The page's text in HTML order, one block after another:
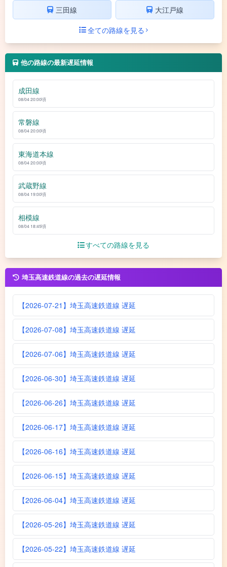
三田線
大江戸線
全ての路線を見る
他の路線の最新遅延情報
成田線
08/04 20:00頃
常磐線
08/04 20:00頃
東海道本線
08/04 20:00頃
武蔵野線
08/04 19:00頃
相模線
08/04 18:45頃
すべての路線を見る
埼玉高速鉄道線の過去の遅延情報
【2026-07-21】埼玉高速鉄道線 遅延
【2026-07-08】埼玉高速鉄道線 遅延
【2026-07-06】埼玉高速鉄道線 遅延
【2026-06-30】埼玉高速鉄道線 遅延
【2026-06-26】埼玉高速鉄道線 遅延
【2026-06-17】埼玉高速鉄道線 遅延
【2026-06-16】埼玉高速鉄道線 遅延
【2026-06-15】埼玉高速鉄道線 遅延
【2026-06-04】埼玉高速鉄道線 遅延
【2026-05-26】埼玉高速鉄道線 遅延
【2026-05-22】埼玉高速鉄道線 遅延